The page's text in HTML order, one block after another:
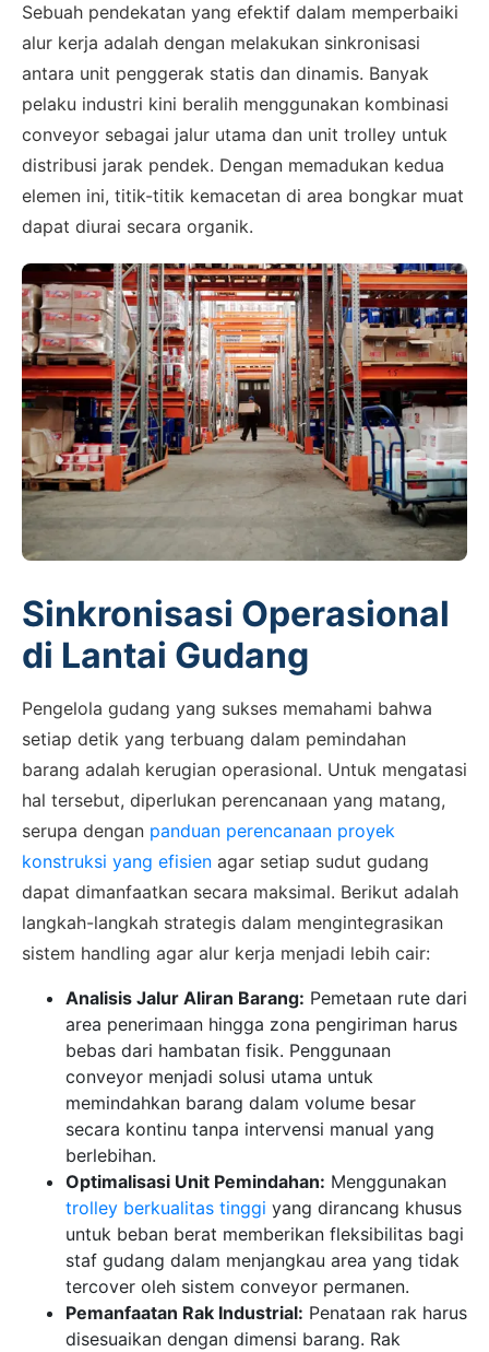
Sebuah pendekatan yang efektif dalam memperbaiki
alur kerja adalah dengan melakukan sinkronisasi
antara unit penggerak statis dan dinamis. Banyak
pelaku industri kini beralih menggunakan kombinasi
conveyor sebagai jalur utama dan unit trolley untuk
distribusi jarak pendek. Dengan memadukan kedua
elemen ini, titik-titik kemacetan di area bongkar muat
dapat diurai secara organik.
Sinkronisasi Operasional
di Lantai Gudang
Pengelola gudang yang sukses memahami bahwa
setiap detik yang terbuang dalam pemindahan
barang adalah kerugian operasional. Untuk mengatasi
hal tersebut, diperlukan perencanaan yang matang,
serupa dengan panduan perencanaan proyek
konstruksi yang efisien agar setiap sudut gudang
dapat dimanfaatkan secara maksimal. Berikut adalah
langkah-langkah strategis dalam mengintegrasikan
sistem handling agar alur kerja menjadi lebih cair:
Analisis Jalur Aliran Barang: Pemetaan rute dari
area penerimaan hingga zona pengiriman harus
bebas dari hambatan fisik. Penggunaan
conveyor menjadi solusi utama untuk
memindahkan barang dalam volume besar
secara kontinu tanpa intervensi manual yang
berlebihan.
Optimalisasi Unit Pemindahan: Menggunakan
trolley berkualitas tinggi yang dirancang khusus
untuk beban berat memberikan fleksibilitas bagi
staf gudang dalam menjangkau area yang tidak
tercover oleh sistem conveyor permanen.
Pemanfaatan Rak Industrial: Penataan rak harus
disesuaikan dengan dimensi barang. Rak